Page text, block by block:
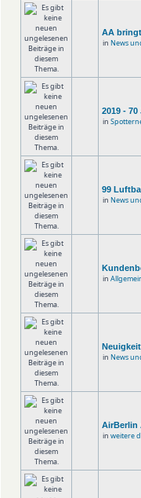
AA
in News
2019 -
in
99
in News
in
in News
AirBerlin
in weitere